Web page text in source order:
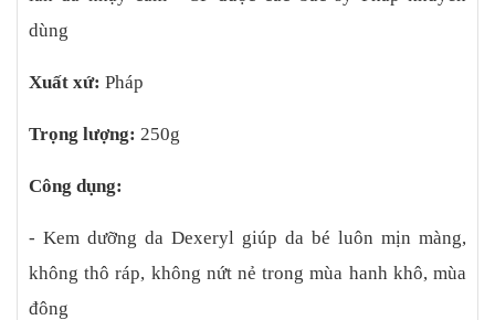
dùng
Xuất xứ: Pháp
Trọng lượng: 250g
Công dụng:
- Kem dưỡng da Dexeryl giúp da bé luôn mịn màng,
không thô ráp, không nứt nẻ trong mùa hanh khô, mùa
đông